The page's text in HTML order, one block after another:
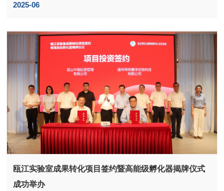
2025-06
瓯江实验室成果转化项目签约暨高能级孵化器揭牌仪式
成功举办